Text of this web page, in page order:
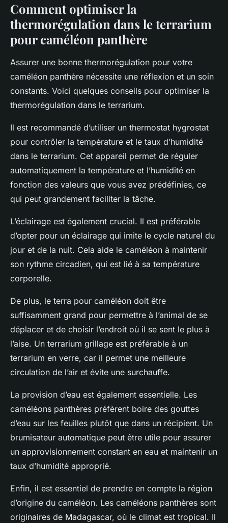
Comment optimiser la
thermorégulation dans le terrarium
pour caméléon panthère
Assurer une bonne thermorégulation pour votre
caméléon panthère nécessite une réflexion et un soin
constants. Voici quelques conseils pour optimiser la
thermorégulation dans le terrarium.
Il est recommandé d’utiliser un thermostat hygrostat
pour contrôler la température et le taux d’humidité
dans le terrarium. Cet appareil permet de réguler
automatiquement la température et l’humidité en
fonction des valeurs que vous avez prédéfinies, ce
qui peut grandement faciliter la tâche.
L’éclairage est également crucial. Il est préférable
d’opter pour un éclairage qui imite le cycle naturel du
jour et de la nuit. Cela aide le caméléon à maintenir
son rythme circadien, qui est lié à sa température
corporelle.
De plus, le terra pour caméléon doit être
suffisamment grand pour permettre à l’animal de se
déplacer et de choisir l’endroit où il se sent le plus à
l’aise. Un terrarium grillage est préférable à un
terrarium en verre, car il permet une meilleure
circulation de l’air et évite une surchauffe.
La provision d’eau est également essentielle. Les
caméléons panthères préfèrent boire des gouttes
d’eau sur les feuilles plutôt que dans un récipient. Un
brumisateur automatique peut être utile pour assurer
un approvisionnement constant en eau et maintenir un
taux d’humidité approprié.
Enfin, il est essentiel de prendre en compte la région
d’origine du caméléon. Les caméléons panthères sont
originaires de Madagascar, où le climat est tropical. Il